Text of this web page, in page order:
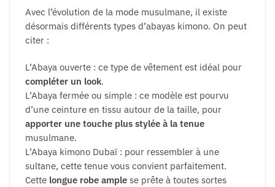
Avec l’évolution de la mode musulmane, il existe
désormais différents types d’abayas kimono. On peut
citer :
L’Abaya ouverte : ce type de vêtement est idéal pour
compléter un look.
L’Abaya fermée ou simple : ce modèle est pourvu
d’une ceinture en tissu autour de la taille, pour
apporter une touche plus stylée à la tenue
musulmane.
L’Abaya kimono Dubaï : pour ressembler à une
sultane, cette tenue vous convient parfaitement.
Cette longue robe ample se prête à toutes sortes